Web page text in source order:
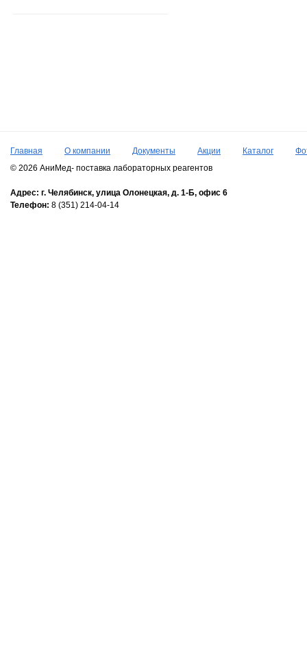
Главная О компании Документы Акции Каталог
© 2026 АниМед- поставка лабораторных реагентов
Адрес: г. Челябинск, улица Олонецкая, д. 1-Б, офис 6
Телефон: 8 (351) 214-04-14